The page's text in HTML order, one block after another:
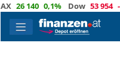
26 140 0,1% Dow 53 954 -